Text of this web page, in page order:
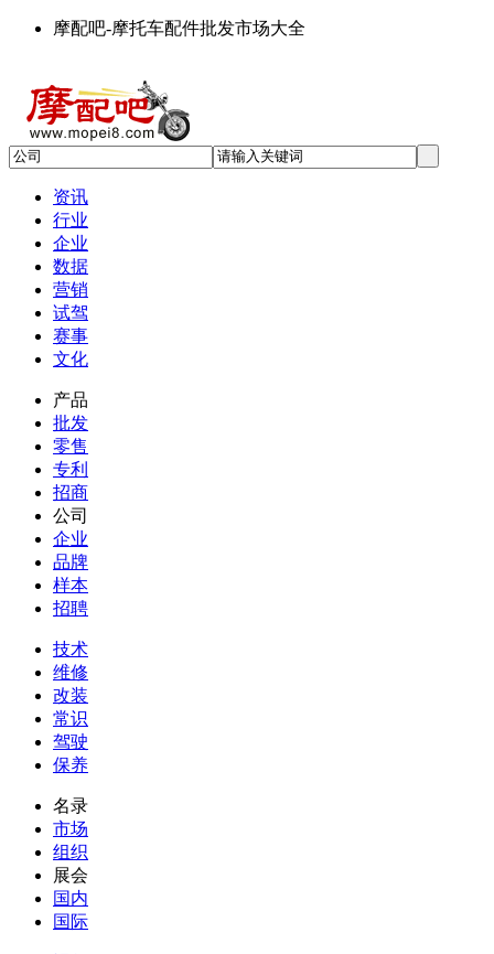
摩配吧-摩托车配件批发市场大全
资讯
行业
企业
数据
营销
试驾
赛事
文化
产品
批发
零售
专利
招商
公司
企业
品牌
样本
招聘
技术
维修
改装
常识
驾驶
保养
名录
市场
组织
展会
国内
国际